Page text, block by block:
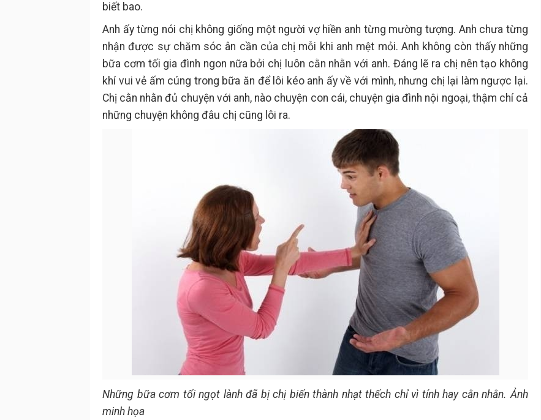
biết bao.
Anh ấy từng nói chị không giống một người vợ hiền anh từng mường tượng. Anh chưa từng
nhận được sự chăm sóc ân cần của chị mỗi khi anh mệt mỏi. Anh không còn thấy những
bữa cơm tối gia đình ngon nữa bởi chị luôn cằn nhằn với anh. Đáng lẽ ra chị nên tạo không
khí vui vẻ ấm cúng trong bữa ăn để lôi kéo anh ấy về với mình, nhưng chị lại làm ngược lại.
Chị cằn nhằn đủ chuyện với anh, nào chuyện con cái, chuyện gia đình nội ngoại, thậm chí cả
những chuyện không đâu chị cũng lôi ra.
Những bữa cơm tối ngọt lành đã bị chị biến thành nhạt thếch chỉ vì tính hay cằn nhằn. Ảnh
minh họa